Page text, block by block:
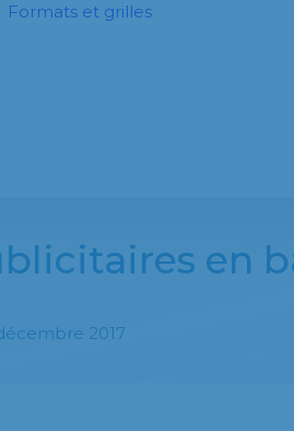
Formats et grilles
en
2017